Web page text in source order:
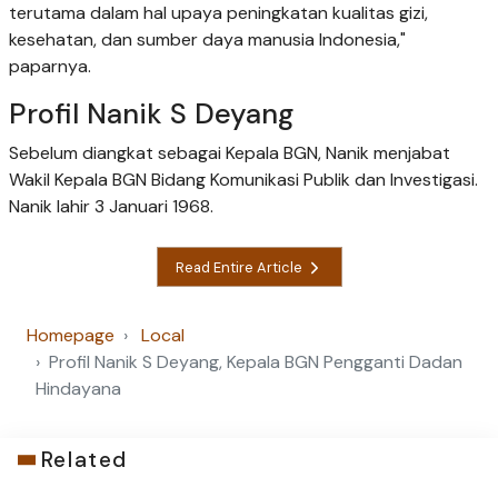
terutama dalam hal upaya peningkatan kualitas gizi,
kesehatan, dan sumber daya manusia Indonesia,"
paparnya.
Profil Nanik S Deyang
Sebelum diangkat sebagai Kepala BGN, Nanik menjabat
Wakil Kepala BGN Bidang Komunikasi Publik dan Investigasi.
Nanik lahir 3 Januari 1968.
Read Entire Article
Homepage
Local
Profil Nanik S Deyang, Kepala BGN Pengganti Dadan
Hindayana
Related